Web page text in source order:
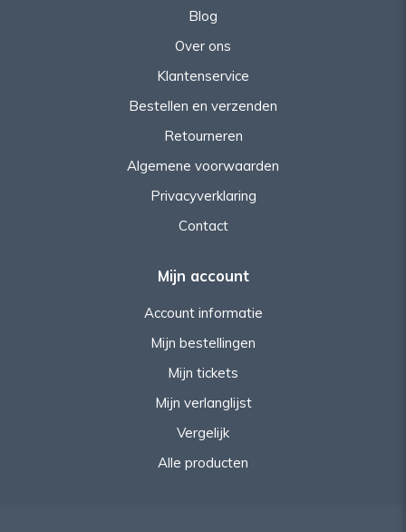
Blog
Over ons
Klantenservice
Bestellen en verzenden
Retourneren
Algemene voorwaarden
Privacyverklaring
Contact
Mijn account
Account informatie
Mijn bestellingen
Mijn tickets
Mijn verlanglijst
Vergelijk
Alle producten